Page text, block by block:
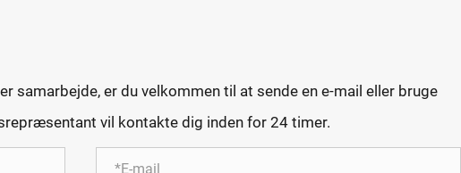
samarbejde, er du velkommen til at sende en e-mail eller bruge
vil kontakte dig inden for 24 timer.